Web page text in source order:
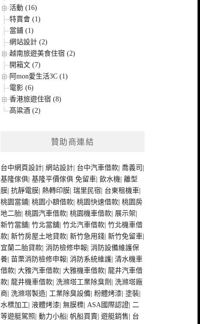
活動 (16)
特賣會 (1)
當鋪 (1)
網站設計 (2)
越南旅遊美食住宿 (2)
開箱文 (7)
阿mon愛生活3C (1)
電影 (6)
香港旅遊住宿 (8)
高粱酒 (2)
贊助商連結
台中網頁設計 |網站設計 台中汽車借款 |喬義司
基隆傢俱 |基隆平價傢俱 免留車 |飲水機 |離型
膜 |抗靜電膜 |熱轉印膜 |瑞里民宿 台東租機車
桃園當鋪 |桃園小額借款 |桃園快速借款 |桃園房
地二胎 |桃園汽車借款 |桃園機車借款 展示架
新竹當舖 |竹北當舖 |竹北汽車借款 |竹北機車借
款 |新竹房屋土地貸款 |新竹急用錢 |新竹免留車
宜蘭二胎貸款 |消防檢修申報 |消防設備維護保
養 |苗栗消防檢修申報 |消防系統維護 |清水機車
借款 |大雅汽車借款 |大雅機車借款 |龍井汽車借
款 |龍井機車借款 洗滌塔工業除臭劑
洗滌塔廠
商 洗滌塔製造 工業除臭設備 |粉體烤漆 |塗裝
水標加工 |液體烤漆 |無膜標 |ASA國際認證 |二
等遊艇駕照 |動力小船 帆船買賣 |遊艇銷售 台